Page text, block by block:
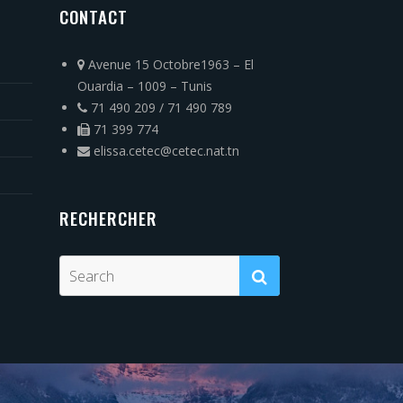
CONTACT
Avenue 15 Octobre1963 – El
Ouardia – 1009 – Tunis
71 490 209 / 71 490 789
71 399 774
elissa.cetec@cetec.nat.tn
RECHERCHER